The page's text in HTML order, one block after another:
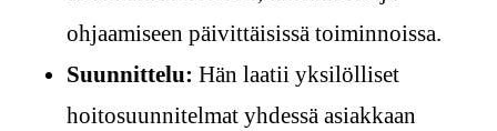
ohjaamiseen päivittäisissä toiminnoissa.
Suunnittelu: Hän laatii yksilölliset
hoitosuunnitelmat yhdessä asiakkaan